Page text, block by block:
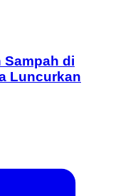
Sampah di
Luncurkan